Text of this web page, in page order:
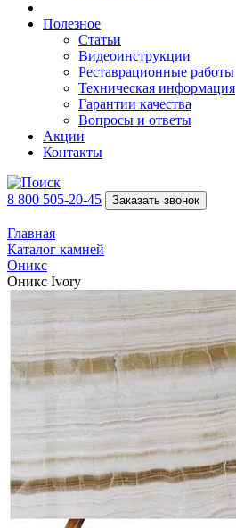
Полезное
Статьи
Видеоинструкции
Реставрационные работы
Техническая информация
Гарантии качества
Вопросы и ответы
Акции
Контакты
8 800 505-20-45 Заказать звонок
Главная
Каталог камней
Оникс
Оникс Ivory